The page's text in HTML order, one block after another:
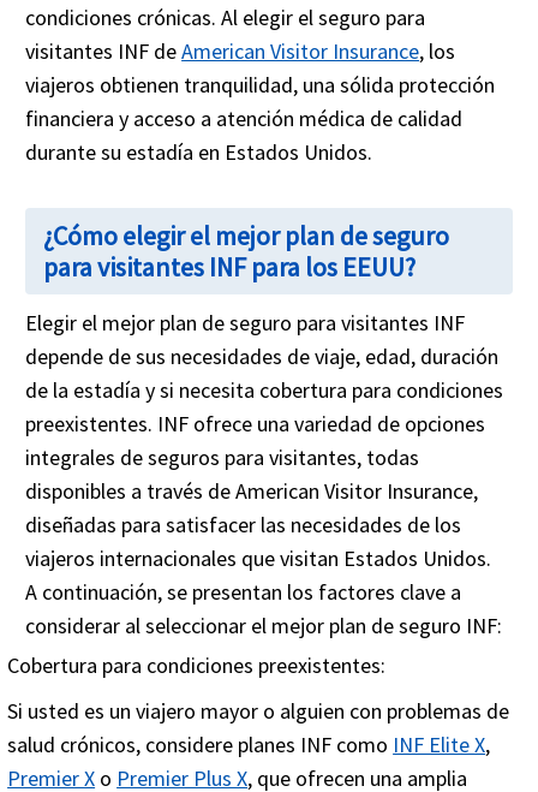
condiciones crónicas. Al elegir el seguro para
visitantes INF deAmerican Visitor Insurance, los
viajeros obtienen tranquilidad, una sólida protección
financiera y acceso a atención médica de calidad
durante su estadía en Estados Unidos.
¿Cómo elegir el mejor plan de seguro
para visitantes INF para los EEUU?
Elegir el mejor plan de seguro para visitantes INF
depende de sus necesidades de viaje, edad, duración
de la estadía y si necesita cobertura para condiciones
preexistentes. INF ofrece una variedad de opciones
integrales de seguros para visitantes, todas
disponibles a través de American Visitor Insurance,
diseñadas para satisfacer las necesidades de los
viajeros internacionales que visitan Estados Unidos.
A continuación, se presentan los factores clave a
considerar al seleccionar el mejor plan de seguro INF:
Cobertura para condiciones preexistentes:
Si usted es un viajero mayor o alguien con problemas de
salud crónicos, considere planes INF como INF Elite X,
Premier X o Premier Plus X, que ofrecen una amplia